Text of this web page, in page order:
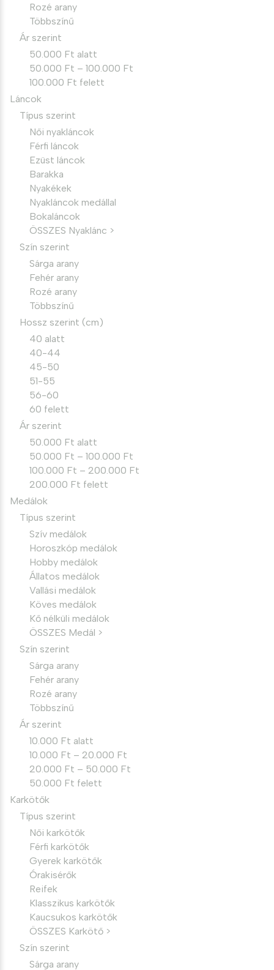
Rozé arany
Többszínű
Ár szerint
50.000 Ft alatt
50.000 Ft – 100.000 Ft
100.000 Ft felett
Láncok
Típus szerint
Női nyakláncok
Férfi láncok
Ezüst láncok
Barakka
Nyakékek
Nyakláncok medállal
Bokaláncok
ÖSSZES Nyaklánc >
Szín szerint
Sárga arany
Fehér arany
Rozé arany
Többszínű
Hossz szerint (cm)
40 alatt
40-44
45-50
51-55
56-60
60 felett
Ár szerint
50.000 Ft alatt
50.000 Ft – 100.000 Ft
100.000 Ft – 200.000 Ft
200.000 Ft felett
Medálok
Típus szerint
Szív medálok
Horoszkóp medálok
Hobby medálok
Állatos medálok
Vallási medálok
Köves medálok
Kő nélküli medálok
ÖSSZES Medál >
Szín szerint
Sárga arany
Fehér arany
Rozé arany
Többszínű
Ár szerint
10.000 Ft alatt
10.000 Ft – 20.000 Ft
20.000 Ft – 50.000 Ft
50.000 Ft felett
Karkötők
Típus szerint
Női karkötők
Férfi karkötők
Gyerek karkötők
Órakisérők
Reifek
Klasszikus karkötők
Kaucsukos karkötők
ÖSSZES Karkötő >
Szín szerint
Sárga arany